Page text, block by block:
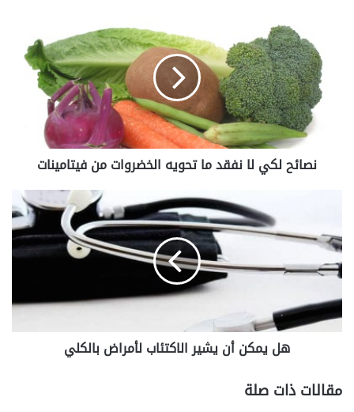
م
ا
ت
ح
و
ي
خ
نصائح لكي لا نفقد ما تحويه الخضروات من فيتامينات
ي
م
ك
ن
أ
ن
ي
ا
هل يمكن أن يشير الاكتئاب لأمراض بالكلي
مقالات ذات صلة